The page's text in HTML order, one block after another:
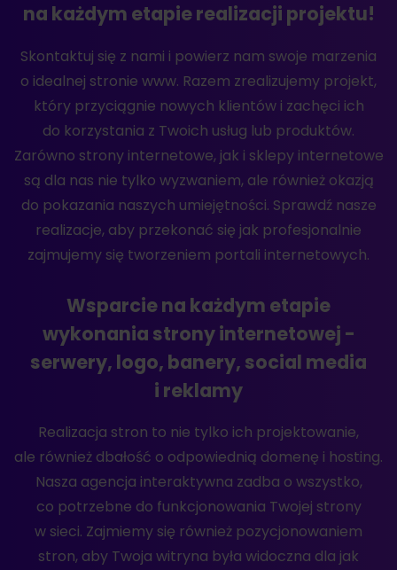
na każdym etapie realizacji projektu!
Skontaktuj się z nami i powierz nam swoje marzenia
o idealnej stronie www. Razem zrealizujemy projekt,
który przyciągnie nowych klientów i zachęci ich
do korzystania z Twoich usług lub produktów.
Zarówno strony internetowe, jak i sklepy internetowe
są dla nas nie tylko wyzwaniem, ale również okazją
do pokazania naszych umiejętności. Sprawdź nasze
realizacje, aby przekonać się jak profesjonalnie
zajmujemy się tworzeniem portali internetowych.
Wsparcie na każdym etapie
wykonania strony internetowej -
serwery, logo, banery, social media
i reklamy
Realizacja stron to nie tylko ich projektowanie,
ale również dbałość o odpowiednią domenę i hosting.
Nasza agencja interaktywna zadba o wszystko,
co potrzebne do funkcjonowania Twojej strony
w sieci. Zajmiemy się również pozycjonowaniem
stron, aby Twoja witryna była widoczna dla jak